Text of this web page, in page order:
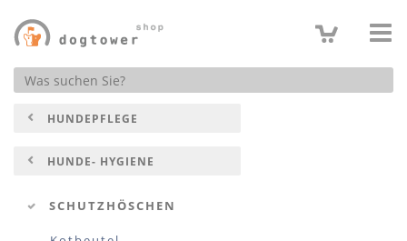
Produktsuche
HUNDEPFLEGE
HUNDE- HYGIENE
SCHUTZHÖSCHEN